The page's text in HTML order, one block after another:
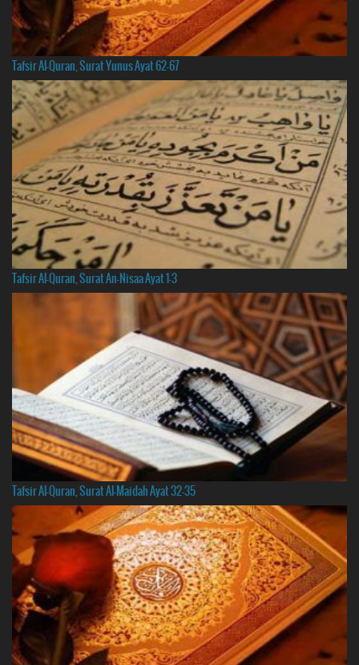
Tafsir Al-Quran, Surat Yunus Ayat 62-67
Tafsir Al-Quran, Surat An-Nisaa Ayat 1-3
Tafsir Al-Quran, Surat Al-Maidah Ayat 32-35